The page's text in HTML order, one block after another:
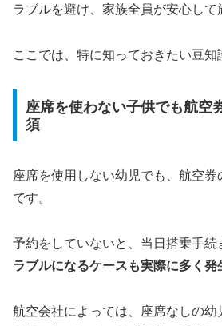
ラブルを避け、家族全員が安心して
ここでは、特に知っておきたい豆知
座席を使わない子供でも航空
須
座席を使用しない幼児でも、航空
です。
予約をしていないと、当日搭乗手続
ラブルになるケースも実際に多く発
航空会社によっては、座席なしの